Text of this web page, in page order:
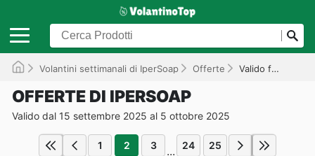
Volantini settimanali di IperSoap Offerte Valido fino al 05/10/2025
OFFERTE DI IPERSOAP
Valido dal 15 settembre 2025 al 5 ottobre 2025
1 2 3 ... 24 25